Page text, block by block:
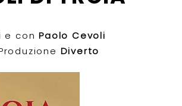
e conPaolo Cevoli
Diverto